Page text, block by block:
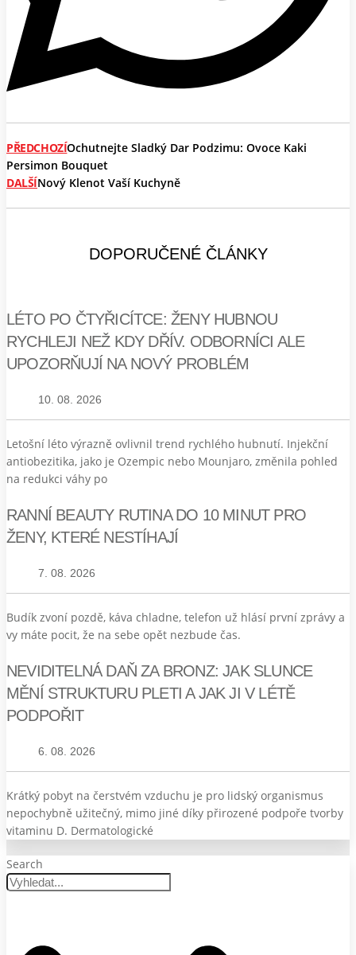
PŘEDCHOZÍOchutnejte Sladký Dar Podzimu: Ovoce Kaki
Persimon Bouquet
DALŠÍNový Klenot Vaší Kuchyně
DOPORUČENÉ ČLÁNKY
LÉTO PO ČTYŘICÍTCE: ŽENY HUBNOU
RYCHLEJI NEŽ KDY DŘÍV. ODBORNÍCI ALE
UPOZORŇUJÍ NA NOVÝ PROBLÉM
10. 08. 2026
Letošní léto výrazně ovlivnil trend rychlého hubnutí. Injekční
antiobezitika, jako je Ozempic nebo Mounjaro, změnila pohled
na redukci váhy po
RANNÍ BEAUTY RUTINA DO 10 MINUT PRO
ŽENY, KTERÉ NESTÍHAJÍ
7. 08. 2026
Budík zvoní pozdě, káva chladne, telefon už hlásí první zprávy a
vy máte pocit, že na sebe opět nezbude čas.
NEVIDITELNÁ DAŇ ZA BRONZ: JAK SLUNCE
MĚNÍ STRUKTURU PLETI A JAK JI V LÉTĚ
PODPOŘIT
6. 08. 2026
Krátký pobyt na čerstvém vzduchu je pro lidský organismus
nepochybně užitečný, mimo jiné díky přirozené podpoře tvorby
vitaminu D. Dermatologické
Search